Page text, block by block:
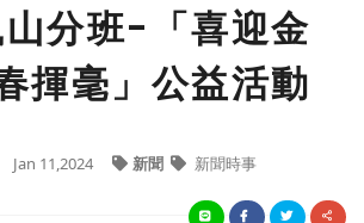
分班-「喜迎金
揮毫」公益活動
Jan 11,2024 新聞 新聞時事